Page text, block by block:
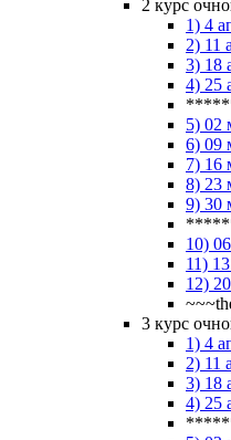
2 курс
1) 4
2) 11
3) 18
4) 25
5) 02
6) 09
7) 16
8) 23
9) 30
10)
11)
12)
3 курс
1) 4
2) 11
3) 18
4) 25